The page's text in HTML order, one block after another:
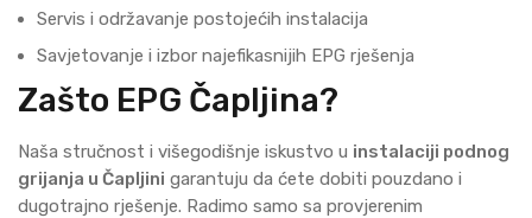
Servis i održavanje postojećih instalacija
Savjetovanje i izbor najefikasnijih EPG rješenja
Zašto EPG Čapljina?
Naša stručnost i višegodišnje iskustvo u instalaciji podnog
grijanja u Čapljini garantuju da ćete dobiti pouzdano i
dugotrajno rješenje. Radimo samo sa provjerenim